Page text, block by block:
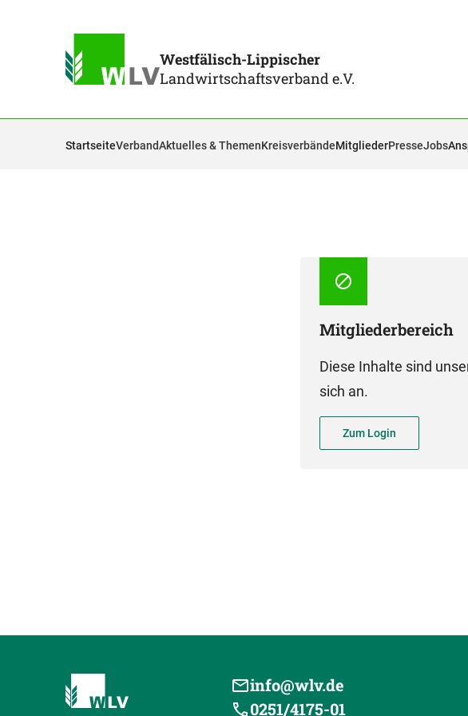
Westfälisch-Lippischer
Landwirtschaftsverband e.V.
StartseiteVerbandAktuelles & ThemenKreisverbändeMitgliederPresseJobs
Mitgliederbereich
Diese Inhalte sind
sich an.
Zum Login
info@wlv.de
0251/4175-01